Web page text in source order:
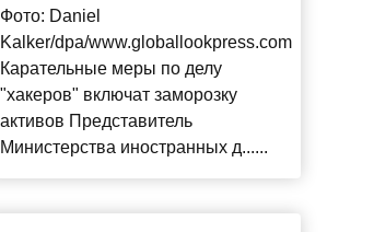
Фото: Daniel
Kalker/dpa/www.globallookpress.com
Карательные меры по делу
"хакеров" включат заморозку
активов Представитель
Министерства иностранных д......